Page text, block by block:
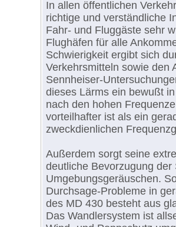
In allen öffentlichen
richtige und verständliche
Fahr- und Fluggäste sehr
Flughäfen für alle
Schwierigkeit ergibt sich
Verkehrsmitteln sowie den
Sennheiser-
dieses Lärms ein bewußt
nach den hohen
vorteilhafter ist als ein
zweckdienlichen
Außerdem sorgt seine
deutliche Bevorzugung
Umgebungsgeräuschen.
Durchsage-Probleme in
des MD 430 besteht aus
Das Wandlersystem ist